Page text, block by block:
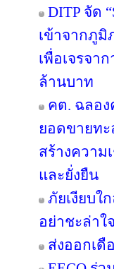
DITP จัด
เข้าจากภูมิ
เพื่อเจรจา
ล้านบาท
คต. ฉลอง
ยอดขายทะ
สร้างความ
และยั่งยืน
ภัยเงียบใ
อย่าชะล่าใ
ส่งออกเดื